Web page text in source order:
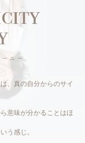
、真の自分からのサイ
意味が分かることはほ
う感じ。